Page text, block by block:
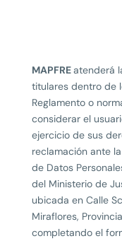
MAPFREatenderá
titulares dentro de
Reglamento o
considerar el
ejercicio de sus
reclamación ante
de Datos
del Ministerio de
ubicada en Calle
Miraflores,
completando el